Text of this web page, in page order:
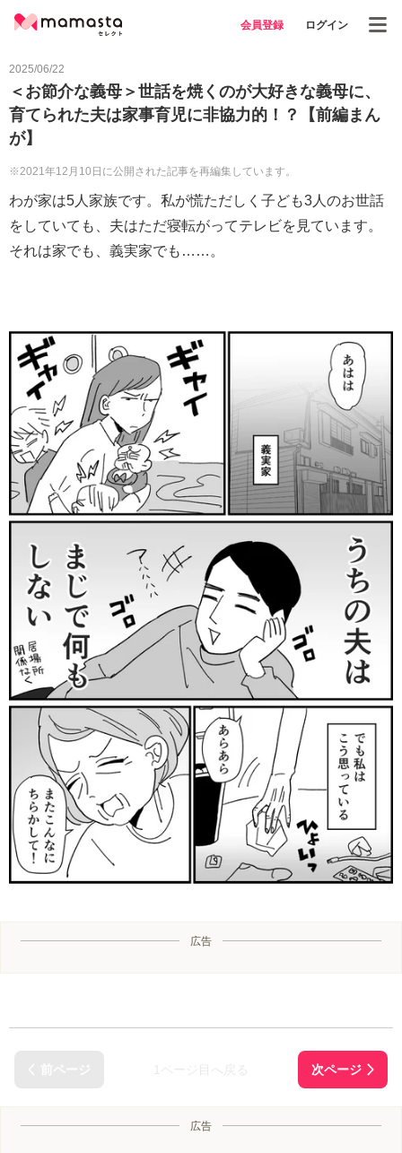
会員登録 ログイン
2025/06/22
＜お節介な義母＞世話を焼くのが大好きな義母に、
育てられた夫は家事育児に非協力的！？【前編まん
が】
※2021年12月10日に公開された記事を再編集しています。
わが家は5人家族です。私が慌ただしく子ども3人のお世話
をしていても、夫はただ寝転がってテレビを見ています。
それは家でも、義実家でも……。
広告
広告